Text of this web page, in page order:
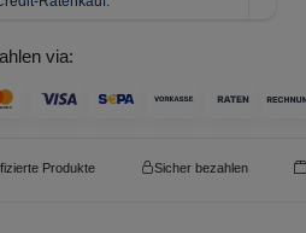
via:
Produkte Sicher bezahlen